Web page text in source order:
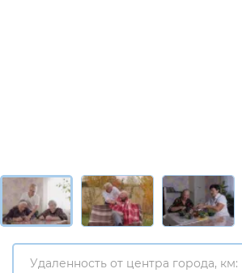
Удаленность от центра города, км: